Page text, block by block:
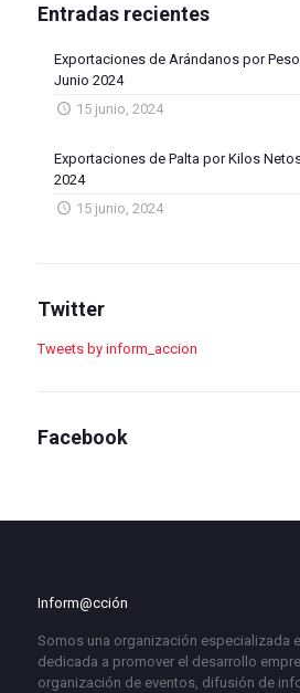
Entradas recientes
Exportaciones de Arándanos por
Junio 2024
15 junio, 2024
Exportaciones de Palta por Kilos
2024
15 junio, 2024
Twitter
Tweets by inform_accion
Facebook
Inform@cción
Somos una organización especializada
dedicada a promover el desarrollo
organización de eventos, difusión de